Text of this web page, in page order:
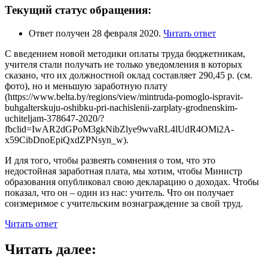
Текущий статус обращения:
Ответ получен 28 февраля 2020. Читать ответ
С введением новой методики оплаты труда бюджетникам,
учителя стали получать не только уведомления в которых
сказано, что их должностной оклад составляет 290,45 р. (см.
фото), но и меньшую заработную плату
(https://www.belta.by/regions/view/mintruda-pomoglo-ispravit-
buhgalterskuju-oshibku-pri-nachislenii-zarplaty-grodnenskim-
uchiteljam-378647-2020/?
fbclid=IwAR2dGPoM3gkNibZlye9wvaRL4lUdR4OMi2A-
x59CibDnoEpiQxdZPNsyn_w).
И для того, чтобы развеять сомнения о том, что это
недостойная заработная плата, мы хотим, чтобы Министр
образования опубликовал свою декларацию о доходах. Чтобы
показал, что он – один из нас: учитель. Что он получает
соизмеримое с учительским вознаграждение за свой труд.
Читать ответ
Читать далее: